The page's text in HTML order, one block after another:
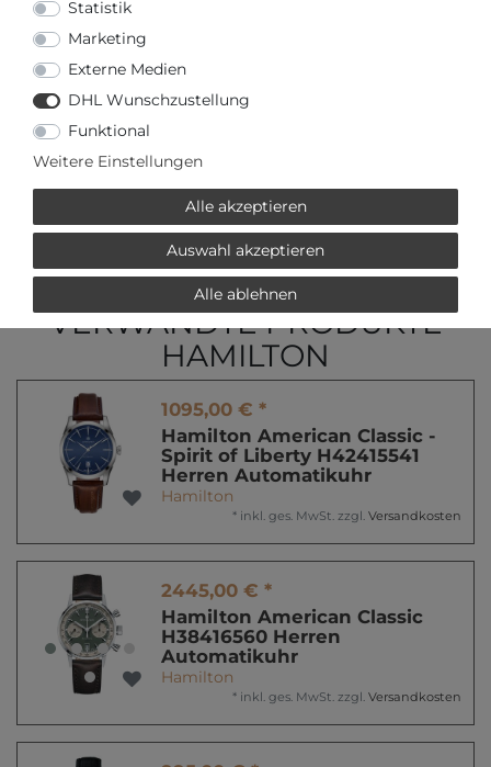
oder€ mtl.
mehr Informationen zum Ratenkauf
Versandkosten
VERWANDTE PRODUKTE
HAMILTON
1095,00 € *
Hamilton American Classic -
Spirit of Liberty H42415541
Herren Automatikuhr
Hamilton
* inkl. ges. MwSt. zzgl. Versandkosten
2445,00 € *
Hamilton American Classic
H38416560 Herren
Automatikuhr
Hamilton
* inkl. ges. MwSt. zzgl. Versandkosten
Statistik
Marketing
Externe Medien
DHL Wunschzustellung
Funktional
Weitere Einstellungen
Alle akzeptieren
Auswahl akzeptieren
Alle ablehnen